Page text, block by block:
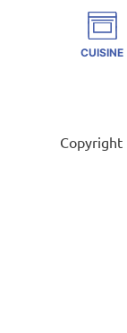
CUISINE
Copyright